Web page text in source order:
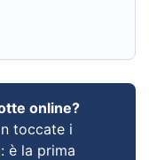
online?
toccate i
è la prima